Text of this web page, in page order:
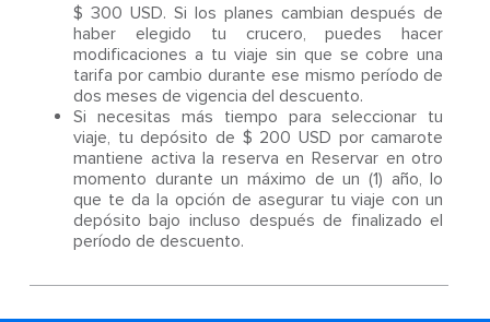
$ 300 USD. Si los planes cambian después de
haber elegido tu crucero, puedes hacer
modificaciones a tu viaje sin que se cobre una
tarifa por cambio durante ese mismo período de
dos meses de vigencia del descuento.
Si necesitas más tiempo para seleccionar tu
viaje, tu depósito de $ 200 USD por camarote
mantiene activa la reserva en Reservar en otro
momento durante un máximo de un (1) año, lo
que te da la opción de asegurar tu viaje con un
depósito bajo incluso después de finalizado el
período de descuento.